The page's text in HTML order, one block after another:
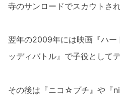
寺のサンロードでスカウトさ
翌年の2009年には映画『ハー
ッディバトル』で子役として
その後は『ニコ☆プチ』や『